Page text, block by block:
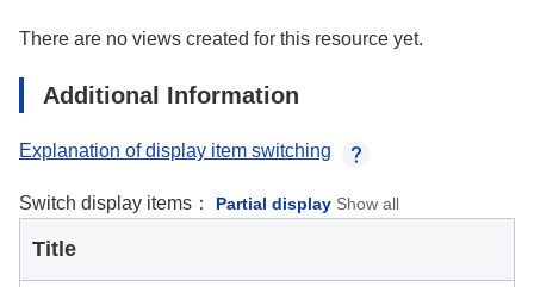
There are no views created for this resource yet.
Additional Information
Explanation of display item switching
Switch display items： Partial display Show all
Title